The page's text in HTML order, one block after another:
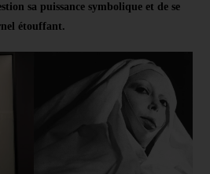
sa puissance symbolique et de se
étouffant.